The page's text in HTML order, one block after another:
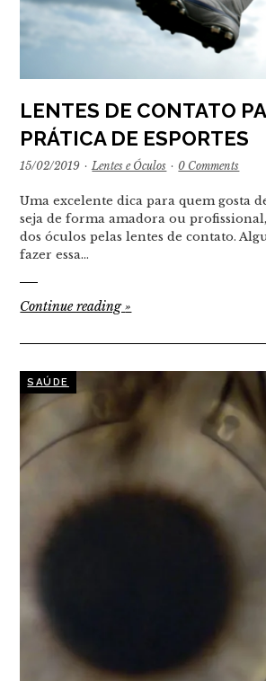
LENTES DE CONTATO
PRÁTICA DE ESPORTES
15/02/2019 · Lentes e Óculos · 0 Comments
Uma excelente dica para quem gosta
seja de forma amadora ou
dos óculos pelas lentes de contato.
fazer essa…
Continue reading»
SAÚDE